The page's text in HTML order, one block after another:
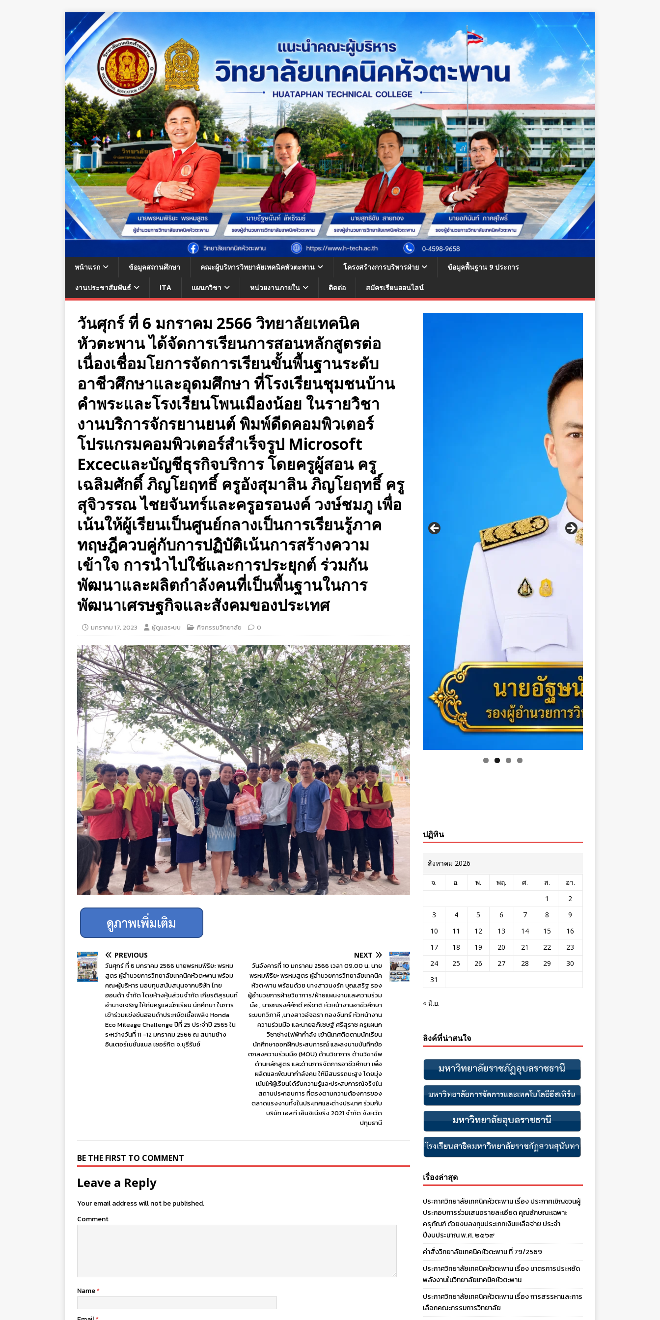
หน้าแรก ข้อมูลสถานศึกษา คณะผู้บริหารวิทยาลัยเทคนิคหัวตะพาน โครงสร้างการบริหารฝ่าย ข้อมูลพื้นฐาน 9 ประการ
งานประชาสัมพันธ์ ITA แผนกวิชา หน่วยงานภายใน ติดต่อ สมัครเรียนออนไลน์
วันศุกร์ ที่ 6 มกราคม 2566 วิทยาลัยเทคนิค
หัวตะพาน ได้จัดการเรียนการสอนหลักสูตรต่อ
เนื่องเชื่อมโยการจัดการเรียนขั้นพื้นฐานระดับ
อาชีวศึกษาและอุดมศึกษา ที่โรงเรียนชุมชนบ้าน
คำพระและโรงเรียนโพนเมืองน้อย ในรายวิชา
งานบริการจักรยานยนต์ พิมพ์ดีดคอมพิวเตอร์
โปรแกรมคอมพิวเตอร์สำเร็จรูป Microsoft
Excecและบัญชีธุรกิจบริการ โดยครูผู้สอน ครู
เฉลิมศักดิ์ ภิญโยฤทธิ์ ครูอังสุมาลิน ภิญโยฤทธิ์ ครู
สุจิวรรณ ไชยจันทร์และครูอรอนงค์ วงษ์ชมภู เพื่อ
เน้นให้ผู้เรียนเป็นศูนย์กลางเป็นการเรียนรู้ภาค
ทฤษฎีควบคู่กับการปฏิบัติเน้นการสร้างความ
เข้าใจ การนำไปใช้และการประยุกต์ ร่วมกัน
พัฒนาและผลิตกำลังคนที่เป็นพื้นฐานในการ
พัฒนาเศรษฐกิจและสังคมของประเทศ
มกราคม 17, 2023 ผู้ดูแลระบบ กิจกรรมวิทยาลัย 0
PREVIOUS
วันศุกร์ ที่ 6 มกราคม 2566 นายพรหมพิริยะ พรหม
สูตร ผู้อำนวยการวิทยาลัยเทคนิคหัวตะพาน พร้อม
คณะผู้บริหาร มอบทุนสนับสนุนจากบริษัท ไทย
ฮอนด้า จำกัด โดยห้างหุ้นส่วนจำกัด เกียรติสุรนนท์
อำนาจเจริญ ให้กับครูและนักเรียน นักศึกษา ในการ
เข้าร่วมแข่งขันฮอนด้าประหยัดเชื้อเพลิง Honda
Eco Mileage Challenge ปีที่ 25 ประจำปี 2565 ใน
ระหว่างวันที่ 11 -12 มกราคม 2566 ณ สนามช้าง
อินเตอร์เนชั่นแนล เซอร์กิต จ.บุรีรัมย์
NEXT
วันอังคารที่ 10 มกราคม 2566 เวลา 09.00 น. นาย
พรหมพิริยะ พรหมสูตร ผู้อำนวยการวิทยาลัยเทคนิค
หัวตะพาน พร้อมด้วย นางสาวนงรัก บุญเสริฐ รอง
ผู้อำนวยการฝ่ายวิชาการ/ฝ่ายแผนงานและความร่วม
มือ , นายณรงค์ศักดิ์ ศรีชาติ หัวหน้างานอาชีวศึกษา
ระบบทวิภาคี ,นางสาวอัจฉรา ทองจันทร์ หัวหน้างาน
ความร่วมมือ และนายอภิเชษฐ์ ศรีสุราช ครูแผนก
วิชาช่างไฟฟ้ากำลัง เข้านิเทศติดตามนักเรียน
นักศึกษาออกฝึกประสบการณ์ และลงนามบันทึกข้อ
ตกลงความร่วมมือ (MOU) ด้านวิชาการ ด้านวิชาชีพ
ด้านหลักสูตร และด้านการจัดการอาชีวศึกษา เพื่อ
ผลิตและพัฒนากำลังคน ให้มีสมรรถนะสูง โดยมุ่ง
เน้นให้ผู้เรียนได้รับความรู้และประสบการณ์จริงใน
สถานประกอบการ ที่ตรงตามความต้องการของ
ตลาดแรงงานทั้งในประเทศและต่างประเทศ ร่วมกับ
บริษัท เอสที เอ็นจิเนียริ่ง 2021 จำกัด จังหวัด
ปทุมธานี
BE THE FIRST TO COMMENT
Leave a Reply
Your email address will not be published.
Comment
Name*
ปฏิทิน
สิงหาคม 2026
จ. อ. พ. พฤ. ศ. ส.
อา.
1
2
3
4 5 6 7 8
9
10
11 12 13 14 15
16
17
18 19 20 21 22
23
24
25 26 27 28 29
30
31
« มิ.ย.
ลิงค์ที่น่าสนใจ
เรื่องล่าสุด
ประกาศวิทยาลัยเทคนิคหัวตะพาน เรื่อง ประกาศเชิญชวนผู้
ประกอบการร่วมเสนอรายละเอียด คุณลักษณะเฉพาะ
ครุภัณฑ์ ด้วยงบลงทุนประเภทเงินเหลือจ่าย ประจํา
ปีงบประมาณ พ.ศ. ๒๕๖๙
คำสั่งวิทยาลัยเทคนิคหัวตะพาน ที่ 79/2569
ประกาศวิทยาลัยเทคนิคหัวตะพาน เรื่อง มาตรการประหยัด
พลังงานในวิทยาลัยเทคนิคหัวตะพาน
ประกาศวิทยาลัยเทคนิคหัวตะพาน เรื่อง การสรรหาและการ
เลือกคณะกรรมการวิทยาลัย